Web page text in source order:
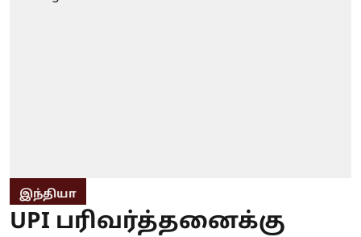
இந்தியா
UPI பரிவர்த்தனைக்கு